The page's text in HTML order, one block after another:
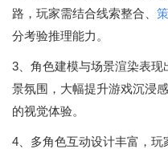
路，玩家需结合线索整合、
分考验推理能力。
3、角色建模与场景渲染表
景氛围，大幅提升游戏沉浸
的视觉体验。
4、多角色互动设计丰富，玩